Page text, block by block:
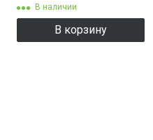
В наличии
В корзину